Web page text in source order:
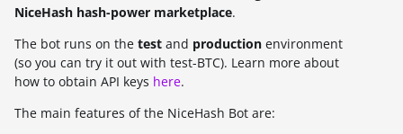
NiceHash hash-power marketplace.
The bot runs on the test and production environment
(so you can try it out with test-BTC). Learn more about
how to obtain API keys here.
The main features of the NiceHash Bot are: